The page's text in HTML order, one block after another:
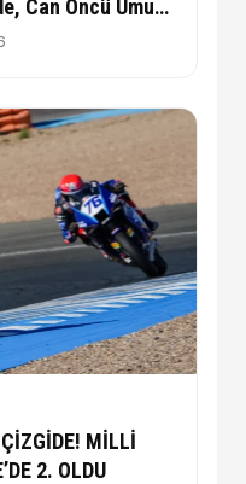
Can Öncü Umut
ÇİZGİDE! MİLLİ
2. OLDU